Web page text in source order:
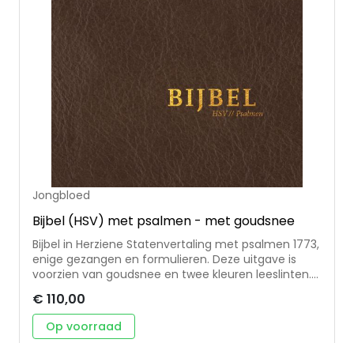
Jongbloed
Bijbel (HSV) met psalmen - met goudsnee
Bijbel in Herziene Statenvertaling met psalmen 1773,
enige gezangen en formulieren. Deze uitgave is
voorzien van goudsnee en twee kleuren leeslinten.
leer, afgewerkt met goudfolie en een subtiele kruis-
vorm in zogenaamde 'blinddruk'. Wordt geleverd in
een luxe, beschermende koker. Formaat: 14x21 cm
€ 110,00
Op voorraad